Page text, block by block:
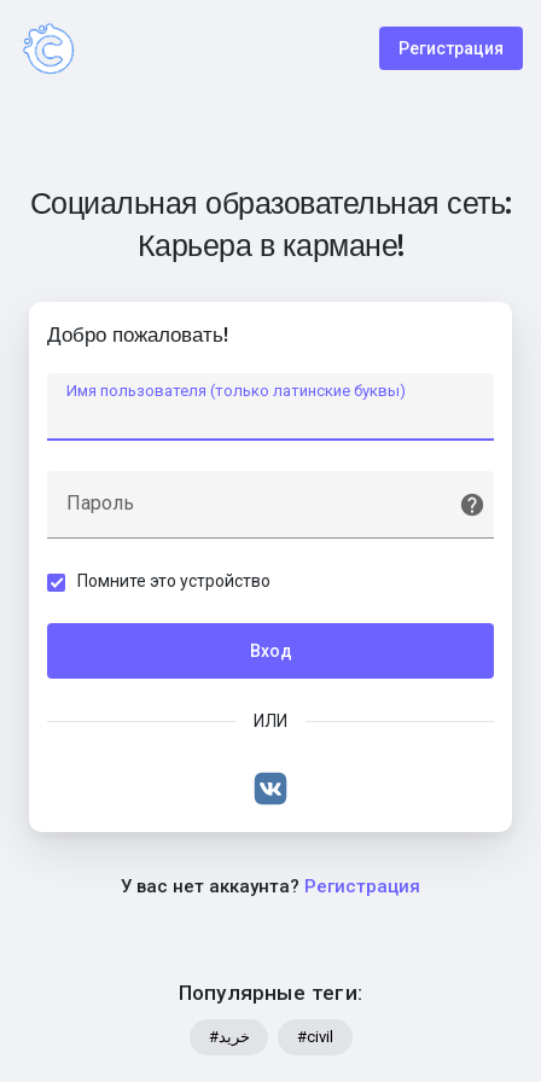
Регистрация
Социальная образовательная сеть:
Карьера в кармане!
Популярные теги:
#خرید #civil
Добро пожаловать!
Имя пользователя (только латинские буквы)
Пароль
Помните это устройство
Вход
ИЛИ
У вас нет аккаунта? Регистрация